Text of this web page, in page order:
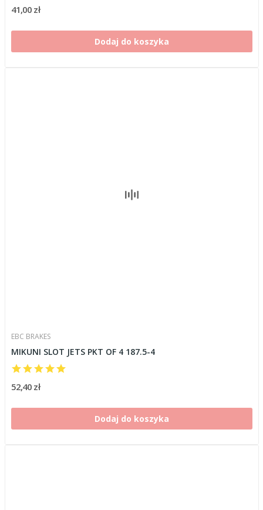
41,00 zł
Dodaj do koszyka
EBC BRAKES
MIKUNI SLOT JETS PKT OF 4 187.5-4
52,40 zł
Dodaj do koszyka